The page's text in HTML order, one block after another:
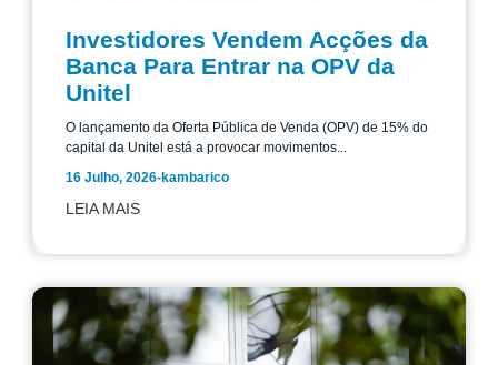
Investidores Vendem Acções da
Banca Para Entrar na OPV da
Unitel
O lançamento da Oferta Pública de Venda (OPV) de 15% do
capital da Unitel está a provocar movimentos...
16 Julho, 2026-kambarico
LEIA MAIS